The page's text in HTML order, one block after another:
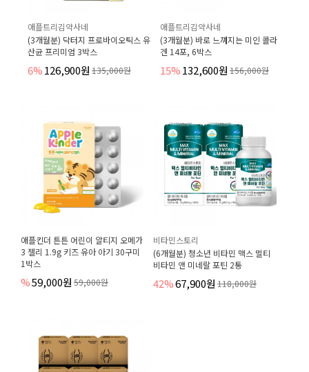
애플트리김약사네
(3개월분) 닥터지 프로바이오틱스 유
산균 프리미엄 3박스
6%126,900원 135,000원
애플트리김약사네
(3개월분) 바로 느껴지는 미인 콜라
겐 14포, 6박스
15%132,600원 156,000원
애플킨더 튼튼 어린이 알티지 오메가
3 젤리 1.9g 키즈 유아 아기 30구미
1박스
%59,000원 59,000원
비타민스토리
(6개월분) 청소년 비타민 맥스 멀티
비타민 앤 미네랄 포틴 2통
42%67,900원 118,000원